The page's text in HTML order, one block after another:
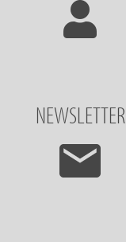
NEWSLETTER